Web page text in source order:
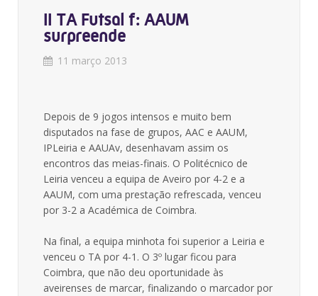
II TA Futsal f: AAUM
surpreende
11 março 2013
Depois de 9 jogos intensos e muito bem
disputados na fase de grupos, AAC e AAUM,
IPLeiria e AAUAv, desenhavam assim os
encontros das meias-finais. O Politécnico de
Leiria venceu a equipa de Aveiro por 4-2 e a
AAUM, com uma prestação refrescada, venceu
por 3-2 a Académica de Coimbra.
Na final, a equipa minhota foi superior a Leiria e
venceu o TA por 4-1. O 3º lugar ficou para
Coimbra, que não deu oportunidade às
aveirenses de marcar, finalizando o marcador por